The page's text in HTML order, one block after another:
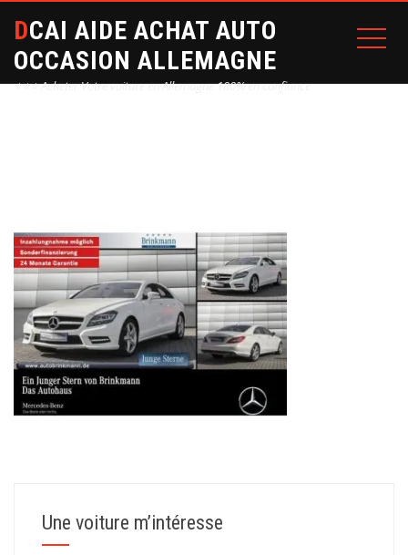
DCAI AIDE ACHAT AUTO
OCCASION ALLEMAGNE
⭐⭐⭐ Acheter Votre voiture en Allemagne 100% en confiance
Une voiture m’intéresse